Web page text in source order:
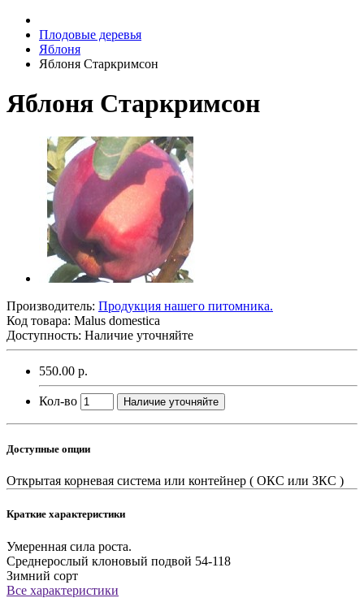
Плодовые деревья
Яблоня
Яблоня Старкримсон
Яблоня Старкримсон
Производитель: Продукция нашего питомника.
Код товара: Malus domestica
Доступность: Наличие уточняйте
550.00 р.
Кол-во Наличие уточняйте
Доступные опции
Открытая корневая система или контейнер ( ОКС или ЗКС )
Краткие характеристики
Умеренная сила роста.
Среднерослый клоновый подвой 54-118
Зимний сорт
Все характеристики